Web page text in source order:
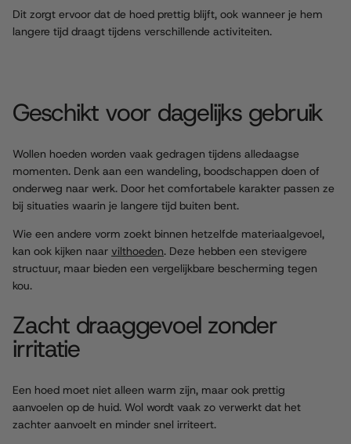
Dit zorgt ervoor dat de hoed prettig blijft, ook wanneer je hem
langere tijd draagt tijdens verschillende activiteiten.
Geschikt voor dagelijks gebruik
Wollen hoeden worden vaak gedragen tijdens alledaagse
momenten. Denk aan een wandeling, boodschappen doen of
onderweg naar werk. Door het comfortabele karakter passen ze
bij situaties waarin je langere tijd buiten bent.
Wie een andere vorm zoekt binnen hetzelfde materiaalgevoel,
kan ook kijken naar vilthoeden. Deze hebben een stevigere
structuur, maar bieden een vergelijkbare bescherming tegen
kou.
Zacht draaggevoel zonder
irritatie
Een hoed moet niet alleen warm zijn, maar ook prettig
aanvoelen op de huid. Wol wordt vaak zo verwerkt dat het
zachter aanvoelt en minder snel irriteert.